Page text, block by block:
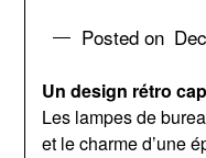
Posted on
Un design rétro
Les lampes de
et le charme d’une